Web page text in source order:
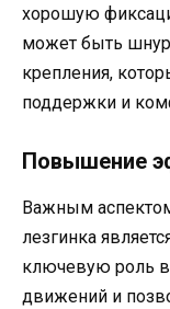
хорошую
может быть
крепления,
поддержки и
Повышение
Важным
лезгинка
ключевую роль
движений и